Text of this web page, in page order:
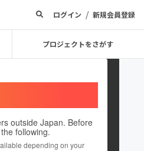
ログイン / 新規会員登録
プロジェクトをさがす
outside Japan. Before
following.
depending on your
周平